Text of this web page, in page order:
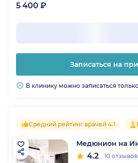
5 400 ₽
Записаться на
В клинику можно записаться
Средний рейтинг врачей 4.1
Медюнион на
4.2 10 отзывов